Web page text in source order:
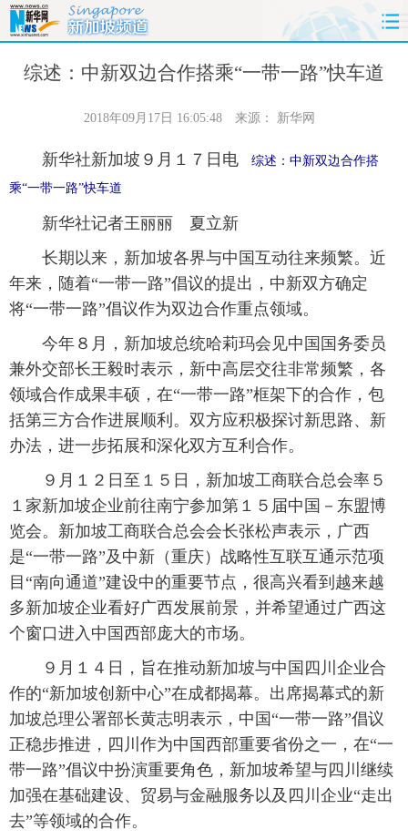
首页 时政 国际 财经
体育 人事
时尚 思客 地方 法治
科技 能源 房产 公司
图片 视频 彩票
旅游 健康 信息化 数据
金融 公益 军事 无人机
富媒体 摄影 新华广播
新华电视中文 新华电视英文 返回PC
综述：中新双边合作搭乘“一带一路”快车道
2018年09月17日 16:05:48 来源： 新华网
新华社新加坡９月１７日电 综述：中新双边合作搭
乘“一带一路”快车道
新华社记者王丽丽 夏立新
长期以来，新加坡各界与中国互动往来频繁。近
年来，随着“一带一路”倡议的提出，中新双方确定
将“一带一路”倡议作为双边合作重点领域。
今年８月，新加坡总统哈莉玛会见中国国务委员
兼外交部长王毅时表示，新中高层交往非常频繁，各
领域合作成果丰硕，在“一带一路”框架下的合作，包
括第三方合作进展顺利。双方应积极探讨新思路、新
办法，进一步拓展和深化双方互利合作。
９月１２日至１５日，新加坡工商联合总会率５
１家新加坡企业前往南宁参加第１５届中国－东盟博
览会。新加坡工商联合总会会长张松声表示，广西
是“一带一路”及中新（重庆）战略性互联互通示范项
目“南向通道”建设中的重要节点，很高兴看到越来越
多新加坡企业看好广西发展前景，并希望通过广西这
个窗口进入中国西部庞大的市场。
９月１４日，旨在推动新加坡与中国四川企业合
作的“新加坡创新中心”在成都揭幕。出席揭幕式的新
加坡总理公署部长黄志明表示，中国“一带一路”倡议
正稳步推进，四川作为中国西部重要省份之一，在“一
带一路”倡议中扮演重要角色，新加坡希望与四川继续
加强在基础建设、贸易与金融服务以及四川企业“走出
去”等领域的合作。